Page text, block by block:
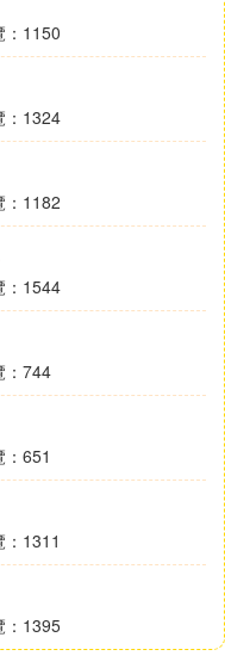
：1150
：1324
：1182
：1544
：744
：651
：1311
：1395